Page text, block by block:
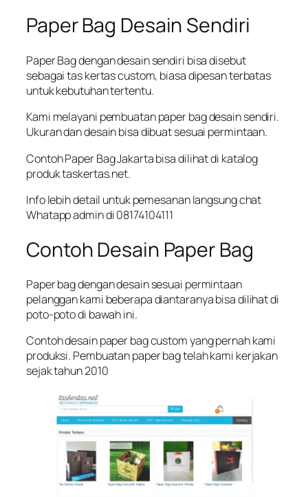
Paper Bag Desain Sendiri
Paper Bag dengan desain sendiri bisa disebut
sebagai tas kertas custom, biasa dipesan terbatas
untuk kebutuhan tertentu.
Kami melayani pembuatan paper bag desain sendiri.
Ukuran dan desain bisa dibuat sesuai permintaan.
Contoh Paper Bag Jakarta bisa dilihat di katalog
produk taskertas.net.
Info lebih detail untuk pemesanan langsung chat
Whatapp admin di 08174104111
Contoh Desain Paper Bag
Paper bag dengan desain sesuai permintaan
pelanggan kami beberapa diantaranya bisa dilihat di
poto-poto di bawah ini.
Contoh desain paper bag custom yang pernah kami
produksi. Pembuatan paper bag telah kami kerjakan
sejak tahun 2010